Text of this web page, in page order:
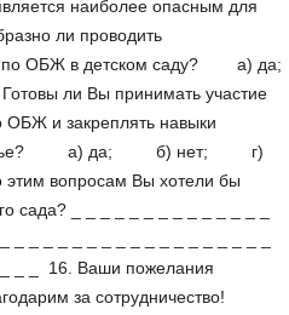
наиболее опасным для
ли проводить
по ОБЖ в детском саду? а) да;
ли Вы принимать участие
ОБЖ и закреплять навыки
в семье? а) да; б) нет; г)
вопросам Вы хотели бы
сада? _ _ _ _ _ _ _ _ _ _ _ _ _ _
_ _ _ 16. Ваши пожелания
за сотрудничество!